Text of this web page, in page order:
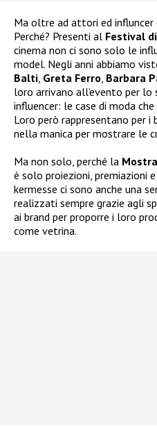
Ma oltre ad attori ed
Perché? Presenti al Festival
cinema non ci sono solo le
model. Negli anni abbiamo
Balti Greta Ferro Barbara
loro arrivano all’evento per
influencer: le case di moda
Loro però rappresentano per i
nella manica per mostrare le
Ma non solo, perché la
è solo proiezioni, premiazioni
kermesse ci sono anche una
realizzati sempre grazie agli
ai brand per proporre i loro
come vetrina.